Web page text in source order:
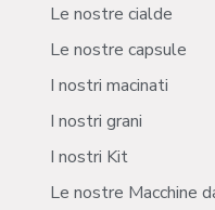
Le nostre cialde
Le nostre capsule
I nostri macinati
I nostri grani
I nostri Kit
Le nostre Macchine